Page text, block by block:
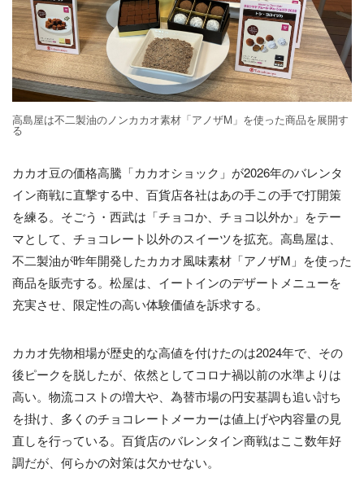
高島屋は不二製油のノンカカオ素材「アノザM」を使った商品を展開す
る
カカオ豆の価格高騰「カカオショック」が2026年のバレンタ
イン商戦に直撃する中、百貨店各社はあの手この手で打開策
を練る。そごう・西武は「チョコか、チョコ以外か」をテー
マとして、チョコレート以外のスイーツを拡充。高島屋は、
不二製油が昨年開発したカカオ風味素材「アノザM」を使った
商品を販売する。松屋は、イートインのデザートメニューを
充実させ、限定性の高い体験価値を訴求する。
カカオ先物相場が歴史的な高値を付けたのは2024年で、その
後ピークを脱したが、依然としてコロナ禍以前の水準よりは
高い。物流コストの増大や、為替市場の円安基調も追い討ち
を掛け、多くのチョコレートメーカーは値上げや内容量の見
直しを行っている。百貨店のバレンタイン商戦はここ数年好
調だが、何らかの対策は欠かせない。